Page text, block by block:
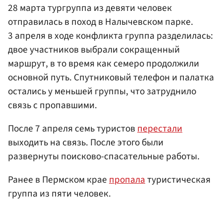
28 марта тургруппа из девяти человек
отправилась в поход в Налычевском парке.
3 апреля в ходе конфликта группа разделилась:
двое участников выбрали сокращенный
маршрут, в то время как семеро продолжили
основной путь. Спутниковый телефон и палатка
остались у меньшей группы, что затруднило
связь с пропавшими.
После 7 апреля семь туристовперестали
выходить на связь. После этого были
развернуты поисково-спасательные работы.
Ранее в Пермском краепропалатуристическая
группа из пяти человек.